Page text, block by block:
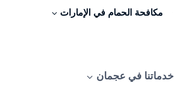
مكافحة الحمام في الإمارات
خدماتنا في عجمان